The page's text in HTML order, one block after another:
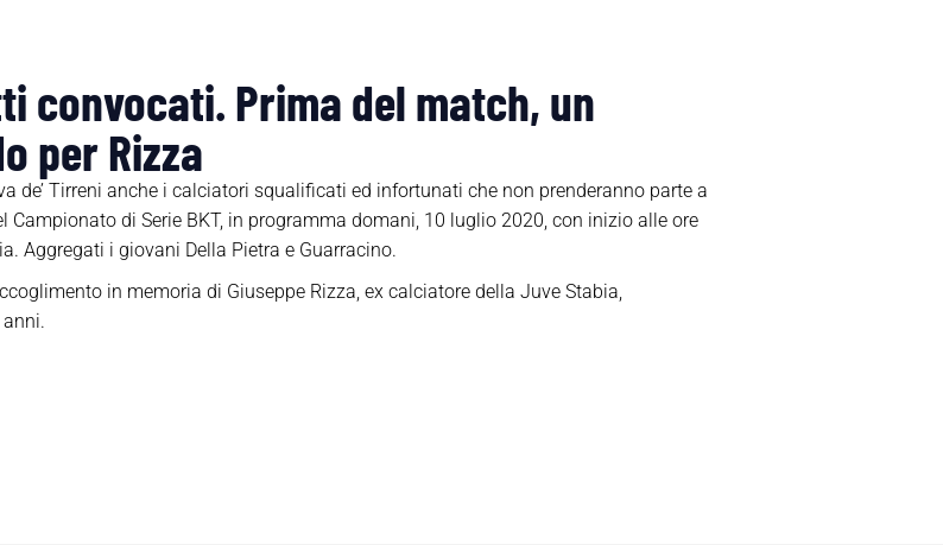
convocati. Prima del match, un
per Rizza
de’ Tirreni anche i calciatori squalificati ed infortunati che non prenderanno parte a
di Serie BKT, in programma domani, 10 luglio 2020, con inizio alle ore
Aggregati i giovani Della Pietra e Guarracino.
in memoria di Giuseppe Rizza, ex calciatore della Juve Stabia,